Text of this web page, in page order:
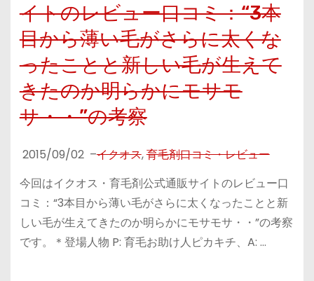
イトのレビュー口コミ：“3本
目から薄い毛がさらに太くな
ったことと新しい毛が生えて
きたのか明らかにモサモ
サ・・”の考察
2015/09/02 –イクオス,育毛剤口コミ・レビュー
今回はイクオス・育毛剤公式通販サイトのレビュー口
コミ：“3本目から薄い毛がさらに太くなったことと新
しい毛が生えてきたのか明らかにモサモサ・・”の考察
です。＊登場人物 P: 育毛お助け人ピカキチ、A: …